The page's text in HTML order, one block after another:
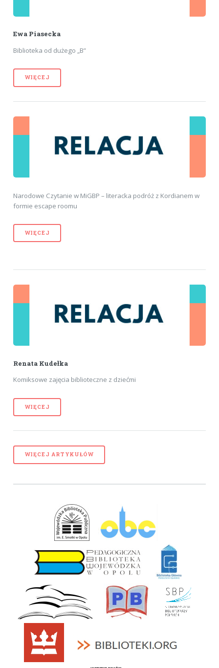
Ewa Piasecka
Biblioteka od dużego „B”
WIĘCEJ
Narodowe Czytanie w MiGBP – literacka podróż z Kordianem w
formie escape roomu
WIĘCEJ
Renata Kudełka
Komiksowe zajęcia biblioteczne z dziećmi
WIĘCEJ
WIĘCEJ ARTYKUŁÓW